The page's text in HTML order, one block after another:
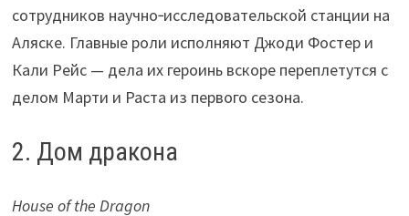
сотрудников научно‑исследовательской станции на
Аляске. Главные роли исполняют Джоди Фостер и
Кали Рейс — дела их героинь вскоре переплетутся с
делом Марти и Раста из первого сезона.
2. Дом дракона
House of the Dragon